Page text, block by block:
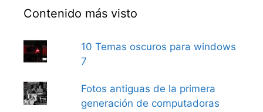
Contenido más visto
10 Temas oscuros para windows
7
Fotos antiguas de la primera
generación de computadoras